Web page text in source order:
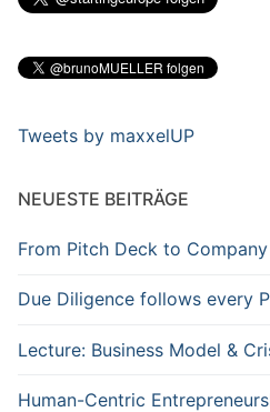
Tweets by maxxelUP
NEUESTE BEITRÄGE
From Pitch Deck to
Due Diligence follows every
Lecture: Business Model &
Human-Centric